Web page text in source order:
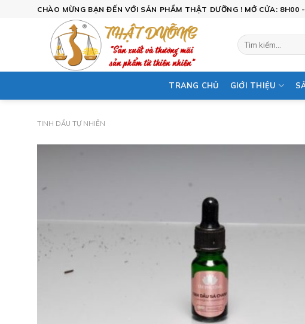
CHÀO MỪNG BẠN ĐẾN VỚI SẢN PHẨM THẬT DƯỠNG ! MỞ CỬA:
Tìm
kiếm:
TRANG CHỦ GIỚI THIỆU
TINH DẦU TỰ NHIÊN